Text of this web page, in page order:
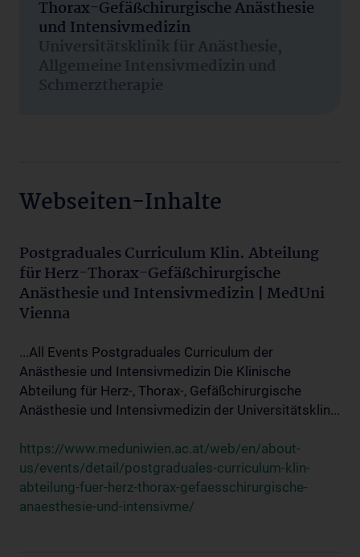
Thorax-Gefäßchirurgische Anästhesie
und Intensivmedizin
Universitätsklinik für Anästhesie,
Allgemeine Intensivmedizin und
Schmerztherapie
Webseiten-Inhalte
Postgraduales Curriculum Klin. Abteilung
für Herz-Thorax-Gefäßchirurgische
Anästhesie und Intensivmedizin | MedUni
Vienna
...All Events Postgraduales Curriculum der
Anästhesie und Intensivmedizin Die Klinische
Abteilung für Herz-, Thorax-, Gefäßchirurgische
Anästhesie und Intensivmedizin der Universitätsklin...
https://www.meduniwien.ac.at/web/en/about-
us/events/detail/postgraduales-curriculum-klin-
abteilung-fuer-herz-thorax-gefaesschirurgische-
anaesthesie-und-intensivme/